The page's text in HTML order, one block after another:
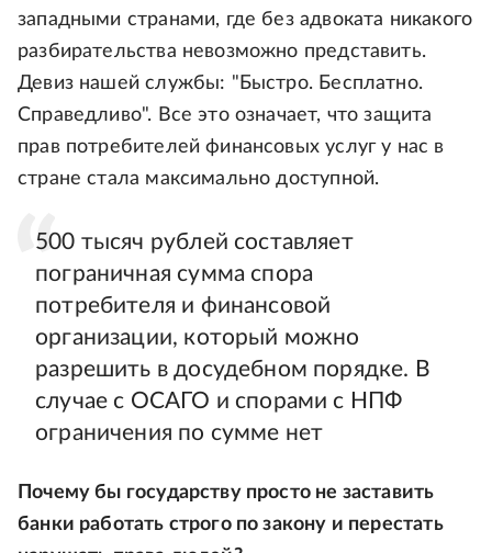
западными странами, где без адвоката никакого
разбирательства невозможно представить.
Девиз нашей службы: "Быстро. Бесплатно.
Справедливо". Все это означает, что защита
прав потребителей финансовых услуг у нас в
стране стала максимально доступной.
500 тысяч рублей составляет
пограничная сумма спора
потребителя и финансовой
организации, который можно
разрешить в досудебном порядке. В
случае с ОСАГО и спорами с НПФ
ограничения по сумме нет
Почему бы государству просто не заставить
банки работать строго по закону и перестать